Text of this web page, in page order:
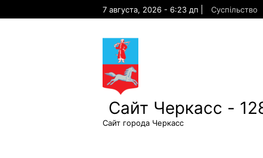
7 августа, 2026 - 6:23 дп Суспільство
Сайт Черкасс -
Сайт города Черкасс